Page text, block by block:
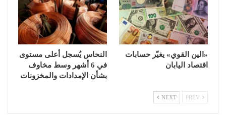
«الين القوي» يغيّر حسابات
اقتصاد اليابان
النحاس يُسجل أعلى مستوى
في 6 أشهر وسط مخاوف
بشأن الإمدادات والمخزونات
NEXT